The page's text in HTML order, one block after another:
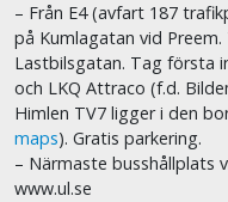
– Från E4 (avfart 187
på Kumlagatan vid
Lastbilsgatan. Tag första
och LKQ Attraco (f.d.
Himlen TV7 ligger i den
maps). Gratis parkering.
– Närmaste busshållplats
www.ul.se